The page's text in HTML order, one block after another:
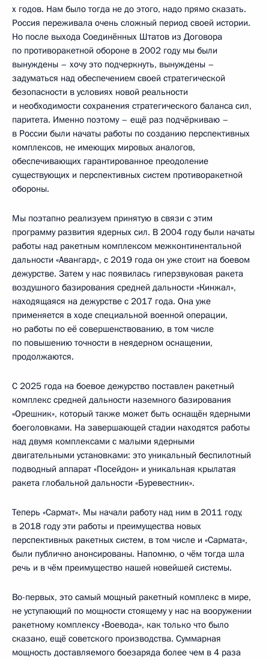
х годов. Нам было тогда не до этого, надо прямо сказать.
Россия переживала очень сложный период своей истории.
Но после выхода Соединённых Штатов из Договора
по противоракетной обороне в 2002 году мы были
вынуждены – хочу это подчеркнуть, вынуждены –
задуматься над обеспечением своей стратегической
безопасности в условиях новой реальности
и необходимости сохранения стратегического баланса сил,
паритета. Именно поэтому – ещё раз подчёркиваю –
в России были начаты работы по созданию перспективных
комплексов, не имеющих мировых аналогов,
обеспечивающих гарантированное преодоление
существующих и перспективных систем противоракетной
обороны.
Мы поэтапно реализуем принятую в связи с этим
программу развития ядерных сил. В 2004 году были начаты
работы над ракетным комплексом межконтинентальной
дальности «Авангард», с 2019 года он уже стоит на боевом
дежурстве. Затем у нас появилась гиперзвуковая ракета
воздушного базирования средней дальности «Кинжал»,
находящаяся на дежурстве с 2017 года. Она уже
применяется в ходе специальной военной операции,
но работы по её совершенствованию, в том числе
по повышению точности в неядерном оснащении,
продолжаются.
С 2025 года на боевое дежурство поставлен ракетный
комплекс средней дальности наземного базирования
«Орешник», который также может быть оснащён ядерными
боеголовками. На завершающей стадии находятся работы
над двумя комплексами с малыми ядерными
двигательными установками: это уникальный беспилотный
подводный аппарат «Посейдон» и уникальная крылатая
ракета глобальной дальности «Буревестник».
Теперь «Сармат». Мы начали работу над ним в 2011 году,
в 2018 году эти работы и преимущества новых
перспективных ракетных систем, в том числе и «Сармата»,
были публично анонсированы. Напомню, о чём тогда шла
речь и в чём преимущество нашей новейшей системы.
Во-первых, это самый мощный ракетный комплекс в мире,
не уступающий по мощности стоящему у нас на вооружении
ракетному комплексу «Воевода», как только что было
сказано, ещё советского производства. Суммарная
мощность доставляемого боезаряда более чем в 4 раза